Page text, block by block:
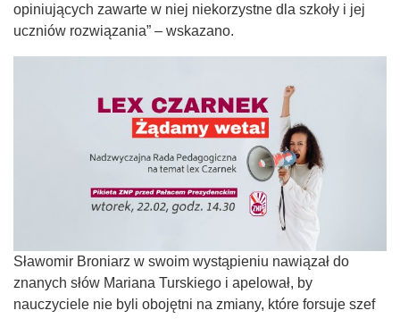
opiniujących zawarte w niej niekorzystne dla szkoły i jej
uczniów rozwiązania” – wskazano.
Sławomir Broniarz w swoim wystąpieniu nawiązał do
znanych słów Mariana Turskiego i apelował, by
nauczyciele nie byli obojętni na zmiany, które forsuje szef